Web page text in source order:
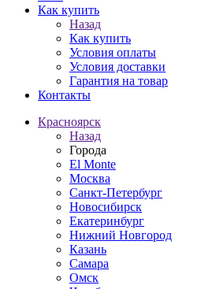
Как купить
Назад
Как купить
Условия оплаты
Условия доставки
Гарантия на товар
Контакты
Красноярск
Назад
Города
El Monte
Москва
Санкт-Петербург
Новосибирск
Екатеринбург
Нижний Новгород
Казань
Самара
Омск